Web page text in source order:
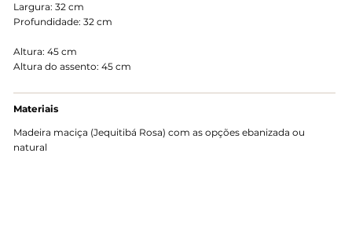
Largura: 32 cm
Profundidade: 32 cm
Altura: 45 cm
Altura do assento: 45 cm
Materiais
Madeira maciça (Jequitibá Rosa) com as opções ebanizada ou
natural